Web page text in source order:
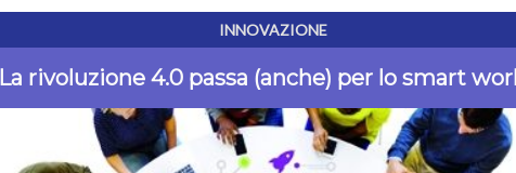
INNOVAZIONE
La rivoluzione 4.0 passa (anche) per lo smart